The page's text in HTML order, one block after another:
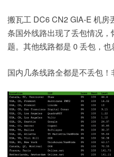
搬瓦工 DC6 CN2 GIA-E 机房
条国外线路出现了丢包情况
题。其他线路都是 0 丢包，也
国内几条线路全都是不丢包！